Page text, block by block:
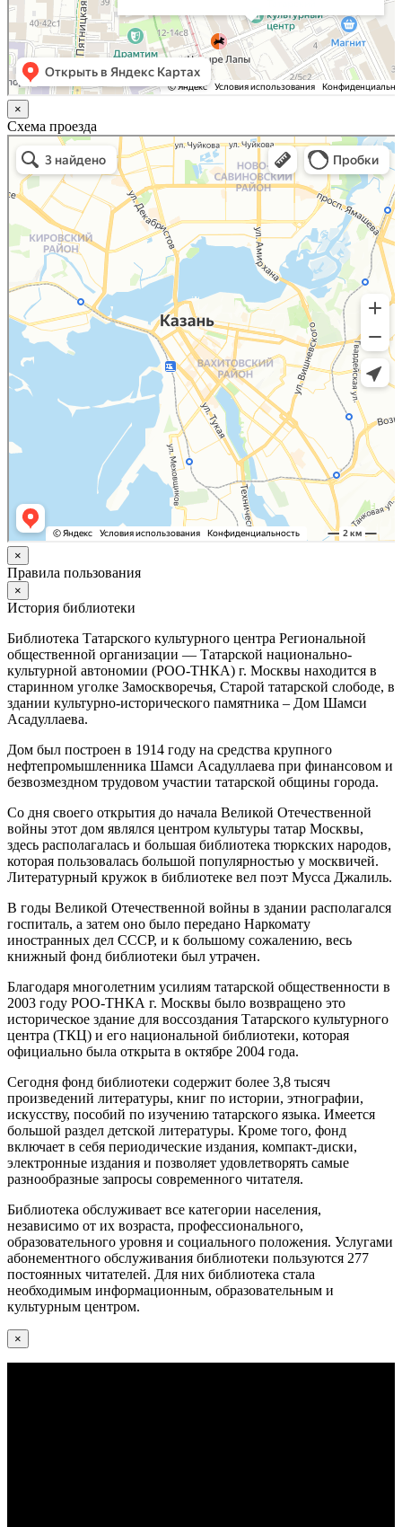
×
Схема проезда
Казань
Малый Татарский переулок, 8 на карте Москвы, ближайшее метро Новокузнецкая —
Яндекс.Карты
×
Правила пользования
×
История библиотеки
Библиотека Татарского культурного центра Региональной
общественной организации — Татарской национально-
культурной автономии (РОО-ТНКА) г. Москвы находится в
старинном уголке Замоскворечья, Старой татарской слободе, в
здании культурно-исторического памятника – Дом Шамси
Асадуллаева.
Дом был построен в 1914 году на средства крупного
нефтепромышленника Шамси Асадуллаева при финансовом и
безвозмездном трудовом участии татарской общины города.
Со дня своего открытия до начала Великой Отечественной
войны этот дом являлся центром культуры татар Москвы,
здесь располагалась и большая библиотека тюркских народов,
которая пользовалась большой популярностью у москвичей.
Литературный кружок в библиотеке вел поэт Мусса Джалиль.
В годы Великой Отечественной войны в здании располагался
госпиталь, а затем оно было передано Наркомату
иностранных дел СССР, и к большому сожалению, весь
книжный фонд библиотеки был утрачен.
Благодаря многолетним усилиям татарской общественности в
2003 году РОО-ТНКА г. Москвы было возвращено это
историческое здание для воссоздания Татарского культурного
центра (ТКЦ) и его национальной библиотеки, которая
официально была открыта в октябре 2004 года.
Сегодня фонд библиотеки содержит более 3,8 тысяч
произведений литературы, книг по истории, этнографии,
искусству, пособий по изучению татарского языка. Имеется
большой раздел детской литературы. Кроме того, фонд
включает в себя периодические издания, компакт-диски,
электронные издания и позволяет удовлетворять самые
разнообразные запросы современного читателя.
Библиотека обслуживает все категории населения,
независимо от их возраста, профессионального,
образовательного уровня и социального положения. Услугами
абонементного обслуживания библиотеки пользуются 277
постоянных читателей. Для них библиотека стала
необходимым информационным, образовательным и
культурным центром.
×